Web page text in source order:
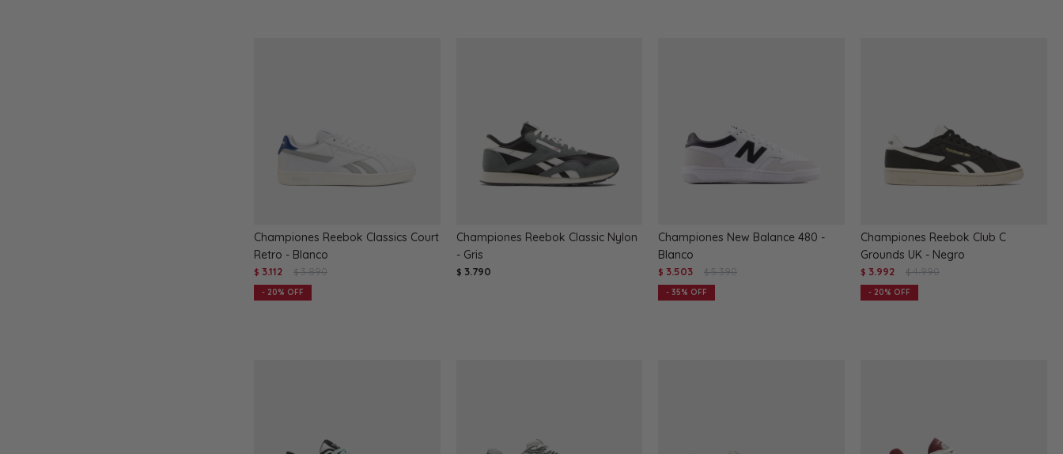
Championes Reebok Classics Court
Retro - Blanco
$ 3.112 $ 3.890
20
Championes Reebok Classic Nylon
- Gris
$ 3.790
Championes New Balance 480 -
Blanco
$ 3.503 $ 5.390
35
Championes Reebok Club C
Grounds UK - Negro
$ 3.992 $ 4.990
20